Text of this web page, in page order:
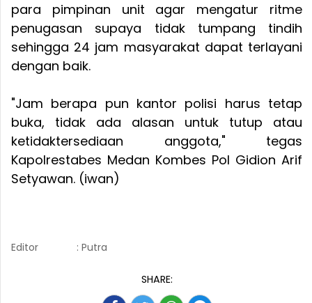
para pimpinan unit agar mengatur ritme
penugasan supaya tidak tumpang tindih
sehingga 24 jam masyarakat dapat terlayani
dengan baik.
"Jam berapa pun kantor polisi harus tetap
buka, tidak ada alasan untuk tutup atau
ketidaktersediaan anggota," tegas
Kapolrestabes Medan Kombes Pol Gidion Arif
Setyawan. (iwan)
Editor : Putra
SHARE: